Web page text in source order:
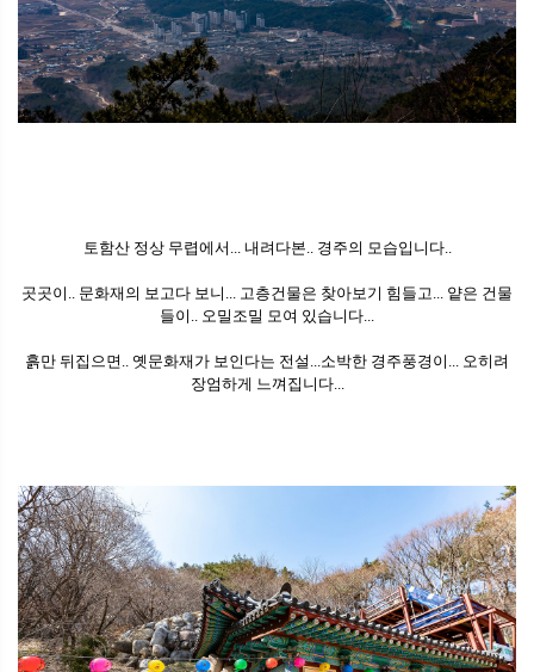
토함산 정상 무렵에서... 내려다본.. 경주의 모습입니다..
곳곳이.. 문화재의 보고다 보니... 고층건물은 찾아보기 힘들고... 얕은 건물
들이.. 오밀조밀 모여 있습니다...
흙만 뒤집으면.. 옛문화재가 보인다는 전설...소박한 경주풍경이... 오히려
장엄하게 느껴집니다...